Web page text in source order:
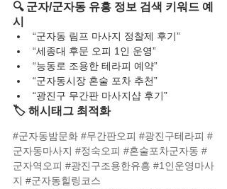
🔍 군자/군자동 유흥 정보 검색 키워드 예
시
“군자동 림프 마사지 정찰제 후기”
“세종대 후문 오피 1인 운영”
“능동로 조용한 테라피 예약”
“군자동시장 혼술 포차 추천”
“광진구 무간판 마사지샵 후기”
🏷️ 해시태그 최적화
#군자동밤문화 #무간판오피 #광진구테라피 #
군자동마사지 #정숙오피 #혼술포차군자동 #
군자역오피 #광진구조용한유흥 #1인운영마사
지 #군자동힐링코스